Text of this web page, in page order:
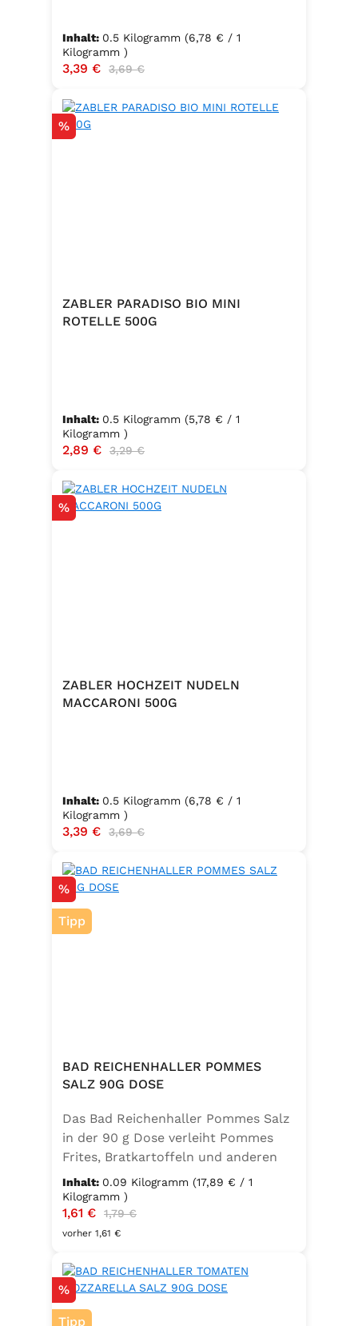
Inhalt: 0.5 Kilogramm (6,78 € / 1
Kilogramm )
Verkaufspreis:
3,39 € Regulärer Preis:
3,69 €
Rabatt
%
ZABLER PARADISO BIO MINI
ROTELLE 500G
Inhalt: 0.5 Kilogramm (5,78 € / 1
Kilogramm )
Verkaufspreis:
2,89 € Regulärer Preis:
3,29 €
Rabatt
%
ZABLER HOCHZEIT NUDELN
MACCARONI 500G
Inhalt: 0.5 Kilogramm (6,78 € / 1
Kilogramm )
Verkaufspreis:
3,39 € Regulärer Preis:
3,69 €
Rabatt
%
Tipp
BAD REICHENHALLER POMMES
SALZ 90G DOSE
Das Bad Reichenhaller Pommes Salz
in der 90 g Dose verleiht Pommes
Frites, Bratkartoffeln und anderen
Kartoffelspezialitäten den perfekten
Geschmack – ganz ohne
Geschmacksverstärker. Die feine
Mischung ist vegan, glutenfrei und
bewusste Ernährung und
unkomplizierte Würzung in der
Küche oder unterwegs.
Inhalt: 0.09 Kilogramm (17,89 € / 1
Kilogramm )
Verkaufspreis:
1,61 € Regulärer Preis:
1,79 €
vorher 1,61 €
Rabatt
%
Tipp